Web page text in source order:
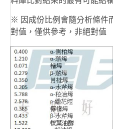
※ 因成份比例會隨分析條件
對值，僅供參考，非絕對值